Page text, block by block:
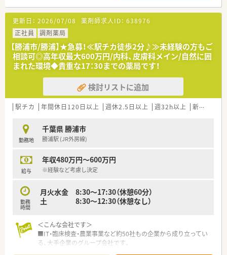
○おススメポイント○
■高年収700万円のご相談が可能！年収アップを目指せます。
■正社員でもWワークの相談が出来ます。
■シフトは全店で一括管理している為、ヘルプの相談がしやすく
お休みが取りやすい仕組みになっています。
■ヘルプ体制充実…他店からのヘルプも多く、ヘルプに行くこと
も多いです。たくさんの薬局を見ることが出来るので勉強にな
る環境です。
〇こんな会社です〇
■IT・臨床検査・農業事業など約50社もの企業から成り立ってい
る大手企業なので安定性は抜群です。
います。
■どの企業よりも最短でキャリアアップできる環境です。手を
挙げれば新規事業の立ち上げ等も挑戦できます。
て出世ポジションは多数！年齢は問いません。
■シフトは1週間単位で作成し、本社で勤怠を管理しているの
で、急なお休みにも対応できる体制を整えています。
■人員配置は流動性を意識しているのでマンネリ化を感じにく
■複数店舗で勤務出来るので、全科に精通するスキルを身に着け
ることが出来ます！
■システムで働き易さをサポート…「薬歴MEDIX（メディクス）」
更新日： 2026/07/08 薬剤師求人ID： 638976
正社員
調剤薬局
【勝浦市/勝浦】★急募！≪駅チカ徒歩2分♪≫未経験の方もご
相談可◎高年収最大600万円/内科、皮膚科メイン/自然に囲
まれた環境◆貴重な17：30までの薬局です！
検討リストに追加
駅チカ 年間休日120日以上 週休2.5日以上 週32h以上 新卒可
勤務地
千葉県 勝浦市
勝浦駅 (JR外房線)
給与
年収480万円～600万円
※経験など考慮し決定
勤務
時間
月火水金 8:30～17:30（休憩60分）
土 8:30～12:30（休憩なし）
＜こんな会社です＞
■IT・臨床検査・農業事業など約50社もの企業から成り立ってい
る、大手企業のグループ会社です。